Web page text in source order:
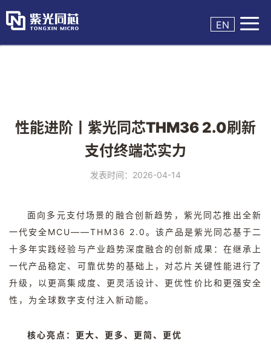
EN 
性能进阶丨紫光同芯THM36 2.0刷新
支付终端芯实力
发表时间：2026-04-14
面向多元支付场景的融合创新趋势，紫光同芯推出全新
一代安全MCU——THM36 2.0。该产品是紫光同芯基于二
十多年实践经验与产业趋势深度融合的创新成果：在继承上
一代产品稳定、可靠优势的基础上，对芯片关键性能进行了
升级，以更高集成度、更灵活设计、更优性价比和更强安全
性，为全球数字支付注入新动能。
核心亮点：更大、更多、更简、更优